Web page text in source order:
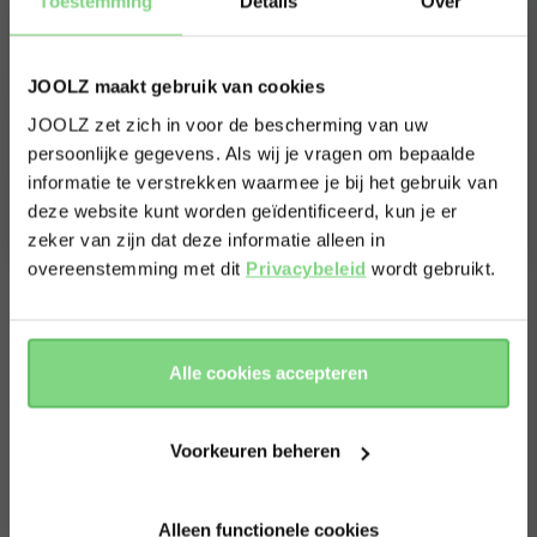
JOOLZ maakt gebruik van cookies
JOOLZ zet zich in voor de bescherming van uw
persoonlijke gegevens. Als wij je vragen om bepaalde
informatie te verstrekken waarmee je bij het gebruik van
deze website kunt worden geïdentificeerd, kun je er
zeker van zijn dat deze informatie alleen in
overeenstemming met dit Privacybeleid wordt gebruikt.
Alle cookies accepteren
Voorkeuren beheren
Alleen functionele cookies
behouden
onhandige manoeuvres en hallo tegen moeiteloze
Visit this site in your own language
& country?